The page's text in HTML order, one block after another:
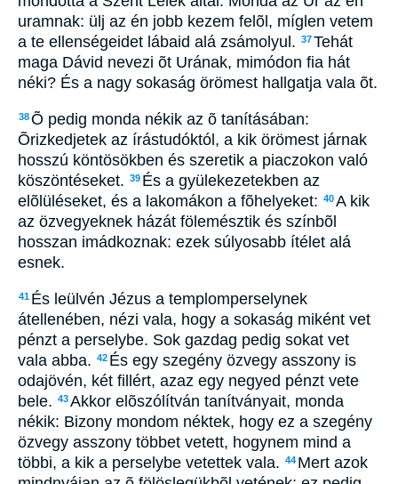
uramnak: ülj az én jobb kezem felõl, míglen vetem
a te ellenségeidet lábaid alá zsámolyul. 37Tehát
maga Dávid nevezi õt Urának, mimódon fia hát
néki? És a nagy sokaság örömest hallgatja vala õt.
38Õ pedig monda nékik az õ tanításában:
Õrizkedjetek az írástudóktól, a kik örömest járnak
hosszú köntösökben és szeretik a piaczokon való
köszöntéseket. 39 És a gyülekezetekben az
elõlüléseket, és a lakomákon a fõhelyeket: 40A kik
az özvegyeknek házát fölemésztik és színbõl
hosszan imádkoznak: ezek súlyosabb ítélet alá
esnek.
41 És leülvén Jézus a templomperselynek
átellenében, nézi vala, hogy a sokaság miként vet
pénzt a perselybe. Sok gazdag pedig sokat vet
vala abba. 42 És egy szegény özvegy asszony is
odajövén, két fillért, azaz egy negyed pénzt vete
bele. 43Akkor elõszólítván tanítványait, monda
nékik: Bizony mondom néktek, hogy ez a szegény
özvegy asszony többet vetett, hogynem mind a
többi, a kik a perselybe vetettek vala. 44 Mert azok